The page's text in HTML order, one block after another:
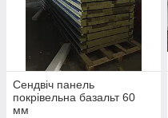
Сендвіч панель
покрівельна базальт 60
мм